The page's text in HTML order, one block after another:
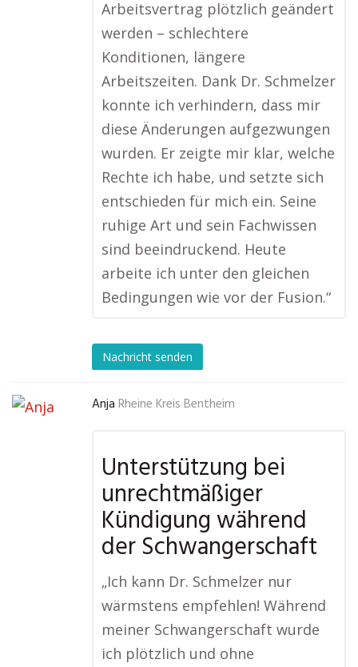
Arbeitsvertrag plötzlich geändert
werden – schlechtere
Konditionen, längere
Arbeitszeiten. Dank Dr. Schmelzer
konnte ich verhindern, dass mir
diese Änderungen aufgezwungen
wurden. Er zeigte mir klar, welche
Rechte ich habe, und setzte sich
entschieden für mich ein. Seine
ruhige Art und sein Fachwissen
sind beeindruckend. Heute
arbeite ich unter den gleichen
Bedingungen wie vor der Fusion.“
Nachricht senden
Anja Rheine Kreis Bentheim
Unterstützung bei
unrechtmäßiger
Kündigung während
der Schwangerschaft
„Ich kann Dr. Schmelzer nur
wärmstens empfehlen! Während
meiner Schwangerschaft wurde
ich plötzlich und ohne